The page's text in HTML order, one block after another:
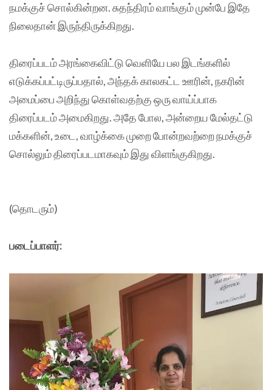
நமக்குச் சொல்கின்றன. சுதந்திரம் வாங்கும் முன்பே இதே
நிலைதான் இருந்திருக்கிறது.
திரைப்படம் அரங்கைவிட்டு வெளியே பல இடங்களில்
எடுக்கப்பட்டிருப்பதால், அந்தக் காலகட்ட ஊரின், நகரின்
அமைப்பை அறிந்து கொள்வதற்கு ஒரு வாய்ப்பாக
திரைப்படம் அமைகிறது. அதே போல, அன்றைய மேல்தட்டு
மக்களின், உடை, வாழ்க்கை முறை போன்றவற்றை நமக்குச்
சொல்லும் திரைப்படமாகவும் இது விளங்குகிறது.
(தொடரும்)
படைப்பாளர்: